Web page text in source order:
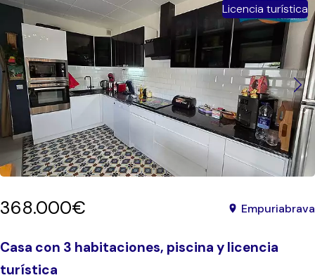
Licencia turística
368.000€ Empuriabrava
Casa con 3 habitaciones, piscina y licencia
turística